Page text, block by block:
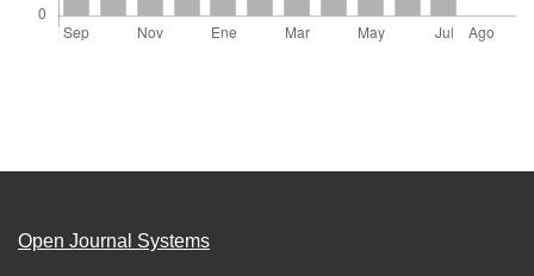
Open Journal Systems